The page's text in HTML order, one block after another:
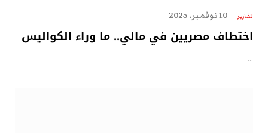
تقارير 10 نوفمبر، 2025
اختطاف مصريين في مالي.. ما وراء الكواليس
…